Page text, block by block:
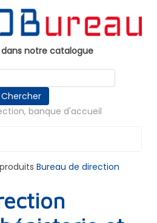
notre catalogue
Chercher
banque d'accueil
Bureau de direction